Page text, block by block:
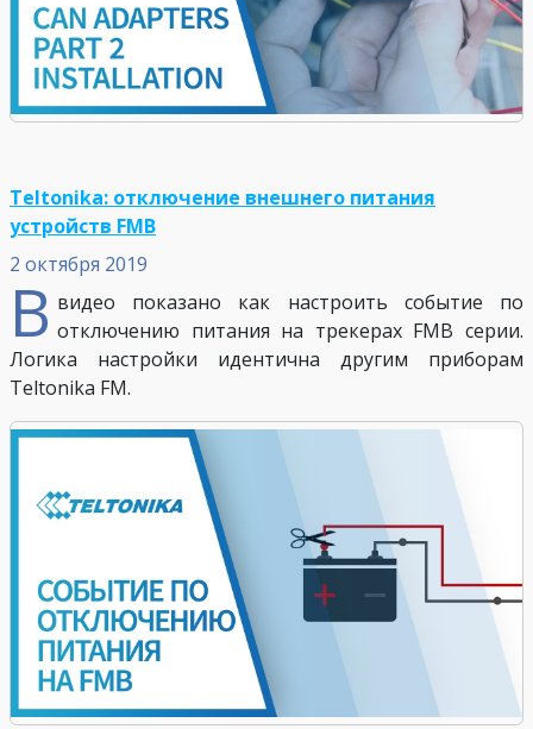
2 октября 2019
Teltonika: отключение внешнего питания
устройств FMB
В видео показано как настроить событие по
отключению питания на трекерах FMB серии.
Логика настройки идентична другим приборам
Teltonika FM.